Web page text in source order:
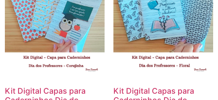
Kit Digital Capas para
Kit Digital Capas para